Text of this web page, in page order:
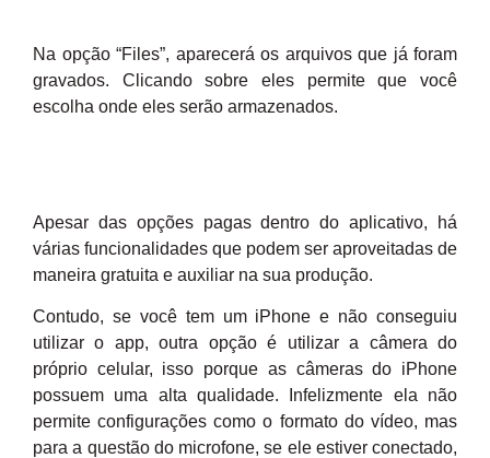
Na opção “Files”, aparecerá os arquivos que já foram
gravados. Clicando sobre eles permite que você
escolha onde eles serão armazenados.
Apesar das opções pagas dentro do aplicativo, há
várias funcionalidades que podem ser aproveitadas de
maneira gratuita e auxiliar na sua produção.
Contudo, se você tem um iPhone e não conseguiu
utilizar o app, outra opção é utilizar a câmera do
próprio celular, isso porque as câmeras do iPhone
possuem uma alta qualidade. Infelizmente ela não
permite configurações como o formato do vídeo, mas
para a questão do microfone, se ele estiver conectado,